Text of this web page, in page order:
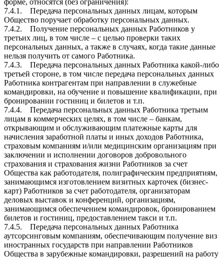
форме, относятся (без ограничения):
7.4.1. Передача персональных данных лицам, которым
Общество поручает обработку персональных данных.
7.4.2. Получение персональных данных Работников у
третьих лиц, в том числе – с целью проверки таких
персональных данных, а также в случаях, когда такие данные
нельзя получить от самого Работника.
7.4.3. Передача персональных данных Работника какой-либо
третьей стороне, в том числе передача персональных данных
Работника контрагентам при направлении в служебные
командировки, на обучение и повышение квалификации, при
бронировании гостиниц и билетов и т.п.
7.4.4. Передача персональных данных Работника третьим
лицам в коммерческих целях, в том числе – банкам,
открывающим и обслуживающим платежные карты для
начисления заработной платы и иных доходов Работника,
страховым компаниям и/или медицинским организациям при
заключении и исполнении договоров добровольного
страхования и страхования жизни Работников за счет
Общества как работодателя, полиграфическим предприятиям,
занимающимся изготовлением визитных карточек (бизнес-
карт) Работников за счет работодателя, организаторам
деловых выставок и конференций, организациям,
занимающимся обеспечением командировок, бронированием
билетов и гостиниц, предоставлением такси и т.п.
7.4.5. Передача персональных данных Работника
аутсорсинговым компаниям, обеспечивающим получение виз
иностранных государств при направлении Работников
Общества в зарубежные командировки, разрешений на работу